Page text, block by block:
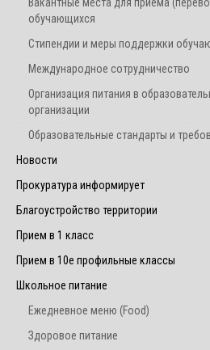
обучающихся
Стипендии и меры поддержки
Международное сотрудничество
Организация питания в
организации
Образовательные стандарты и
Новости
Прокуратура информирует
Благоустройство территории
Прием в 1 класс
Прием в 10е профильные классы
Школьное питание
Ежедневное меню (Food)
Здоровое питание